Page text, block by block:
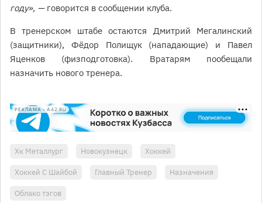
году», —говорится в сообщении клуба.
В тренерском штабе остаются Дмитрий Мегалинский
(защитники), Фёдор Полищук (нападающие) и Павел
Яценков (физподготовка). Вратарям пообещали
назначить нового тренера.
РЕКЛАМА • A42.RU
Хк Металлург Новокузнецк Хоккей
Хоккей С Шайбой Главный Тренер Назначения
Облако тэгов